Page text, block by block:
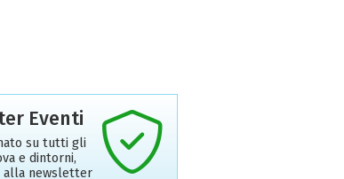
Eventi
su tutti gli
e dintorni,
alla newsletter